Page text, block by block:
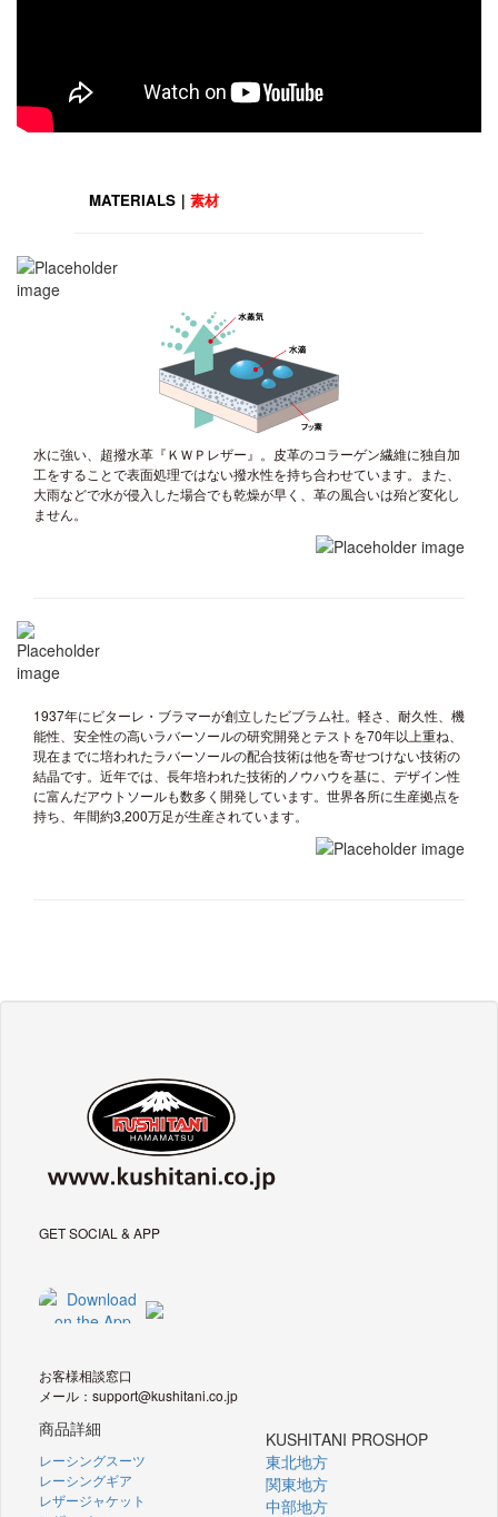
MATERIALS｜素材
水に強い、超撥水革『ＫＷＰレザー』。皮革のコラーゲン繊維に独自加
工をすることで表面処理ではない撥水性を持ち合わせています。また、
大雨などで水が侵入した場合でも乾燥が早く、革の風合いは殆ど変化し
ません。
1937年にビターレ・ブラマーが創立したビブラム社。軽さ、耐久性、機
能性、安全性の高いラバーソールの研究開発とテストを70年以上重ね、
現在までに培われたラバーソールの配合技術は他を寄せつけない技術の
結晶です。近年では、長年培われた技術的ノウハウを基に、デザイン性
に富んだアウトソールも数多く開発しています。世界各所に生産拠点を
持ち、年間約3,200万足が生産されています。
GET SOCIAL & APP
お客様相談窓口
メール：support@kushitani.co.jp
商品詳細
レーシングスーツ
レーシングギア
レザージャケット
KUSHITANI PROSHOP
東北地方
関東地方
中部地方